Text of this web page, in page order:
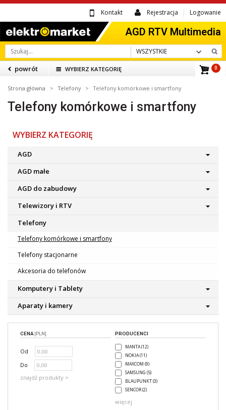
Kontakt Rejestracja Logowanie
WSZYSTKIE
powrót WYBIERZ KATEGORIĘ 0
Strona główna >Telefony> Telefony komórkowe i smartfony
Telefony komórkowe i smartfony
WYBIERZ KATEGORIĘ
AGD
AGD małe
AGD do zabudowy
Telewizory i RTV
Telefony
Telefony komórkowe i smartfony
Telefony stacjonarne
Akcesoria do telefonów
Komputery i Tablety
Aparaty i kamery
CENA [PLN]
Od
Do
znajdź produkty >
PRODUCENCI
MANTA (12)
NOKIA (11)
MAXCOM (9)
SAMSUNG (5)
BLAUPUNKT (3)
SENCOR (2)
więcej